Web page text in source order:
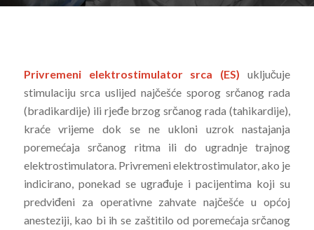
Privremeni elektrostimulator srca (ES) uključuje
stimulaciju srca uslijed najčešće sporog srčanog rada
(bradikardije) ili rjeđe brzog srčanog rada (tahikardije),
kraće vrijeme dok se ne ukloni uzrok nastajanja
poremećaja srčanog ritma ili do ugradnje trajnog
elektrostimulatora. Privremeni elektrostimulator, ako je
indicirano, ponekad se ugrađuje i pacijentima koji su
predviđeni za operativne zahvate najčešće u općoj
anesteziji, kao bi ih se zaštitilo od poremećaja srčanog